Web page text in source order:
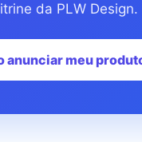
da PLW Design.
anunciar meu